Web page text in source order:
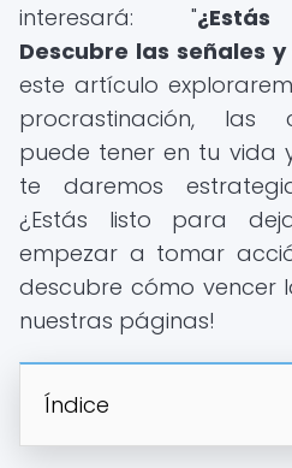
interesará: "
Descubre las señales
este artículo
procrastinación, las
puede tener en tu vida
te daremos
¿Estás listo para
empezar a tomar
descubre cómo vencer
nuestras páginas!
Índice